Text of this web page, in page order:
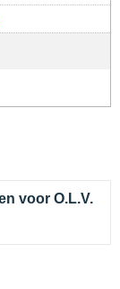
voor O.L.V.